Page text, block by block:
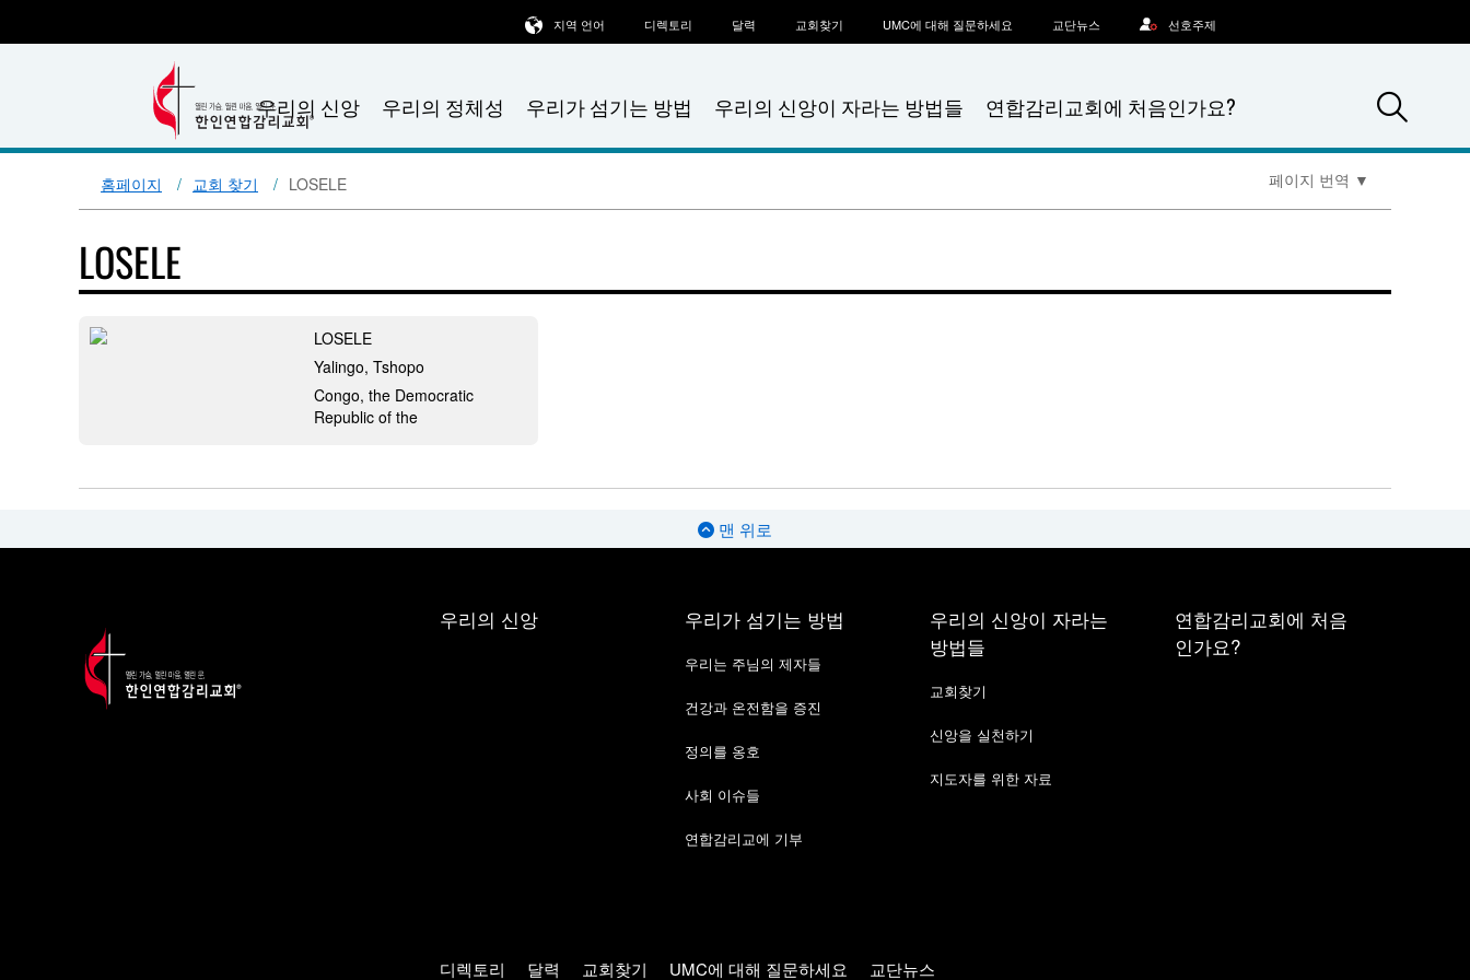
우리의 신앙 우리의 정체성 우리가 섬기는 방법 우리의 신앙이 자라는 방법들 연합감리교회에 처음인가요?
지역 언어 디렉토리 달력 교회찾기 UMC에 대해 질문하세요 교단뉴스 선호주제
홈페이지 교회 찾기 LOSELE 페이지 번역 ▼
LOSELE
LOSELE
Yalingo, Tshopo
Congo, the Democratic
Republic of the
맨 위로
우리의 신앙 우리가 섬기는 방법
우리는 주님의 제자들
건강과 온전함을 증진
정의를 옹호
사회 이슈들
연합감리교에 기부
우리의 신앙이 자라는
방법들
교회찾기
신앙을 실천하기
지도자를 위한 자료
연합감리교회에 처음
인가요?
디렉토리 달력 교회찾기 UMC에 대해 질문하세요 교단뉴스